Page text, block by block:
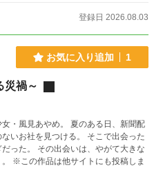
登録日 2026.08.03
お気に入り追加 1
災禍～
め。 夏のある日、新聞配
見つける。 そこで出会った
、やがて大きな
ま